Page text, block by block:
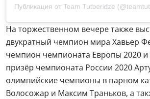
Публикация от Team Tutberidze
На торжественном вечере также
двукратный чемпион мира Хавьер
чемпион чемпионата Европы 2020
призёр чемпионата России 2020
олимпийские чемпионы в парном
Волосожар и Максим Траньков, а